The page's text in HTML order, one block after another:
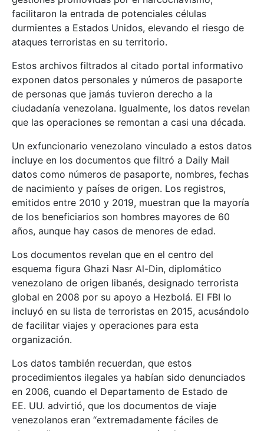
facilitaron la entrada de potenciales células
durmientes a Estados Unidos, elevando el riesgo de
ataques terroristas en su territorio.
Estos archivos filtrados al citado portal informativo
exponen datos personales y números de pasaporte
de personas que jamás tuvieron derecho a la
ciudadanía venezolana. Igualmente, los datos revelan
que las operaciones se remontan a casi una década.
Un exfuncionario venezolano vinculado a estos datos
incluye en los documentos que filtró a Daily Mail
datos como números de pasaporte, nombres, fechas
de nacimiento y países de origen. Los registros,
emitidos entre 2010 y 2019, muestran que la mayoría
de los beneficiarios son hombres mayores de 60
años, aunque hay casos de menores de edad.
Los documentos revelan que en el centro del
esquema figura Ghazi Nasr Al-Din, diplomático
venezolano de origen libanés, designado terrorista
global en 2008 por su apoyo a Hezbolá. El FBI lo
incluyó en su lista de terroristas en 2015, acusándolo
de facilitar viajes y operaciones para esta
organización.
Los datos también recuerdan, que estos
procedimientos ilegales ya habían sido denunciados
en 2006, cuando el Departamento de Estado de
EE. UU. advirtió, que los documentos de viaje
venezolanos eran “extremadamente fáciles de